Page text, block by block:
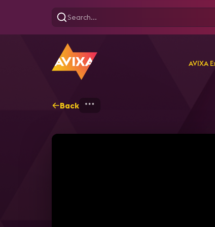
AVIXA
Back